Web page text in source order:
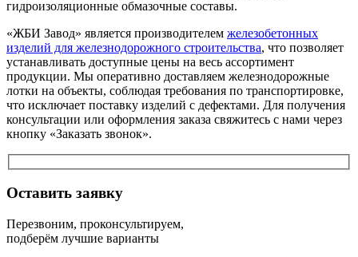
гидроизоляционные обмазочные составы.
«ЖБИ Завод» является производителем железобетонных
изделий для железнодорожного строительства, что позволяет
устанавливать доступные цены на весь ассортимент
продукции. Мы оперативно доставляем железнодорожные
лотки на объекты, соблюдая требования по транспортировке,
что исключает поставку изделий с дефектами. Для получения
консультации или оформления заказа свяжитесь с нами через
кнопку «Заказать звонок».
Оставить заявку
Перезвоним, проконсультируем,
подберём лучшие варианты